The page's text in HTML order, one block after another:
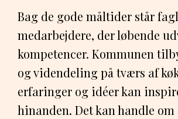
Bag de gode måltider står
medarbejdere, der løbende
kompetencer. Kommunen
og videndeling på tværs af
erfaringer og idéer kan
hinanden. Det kan handle